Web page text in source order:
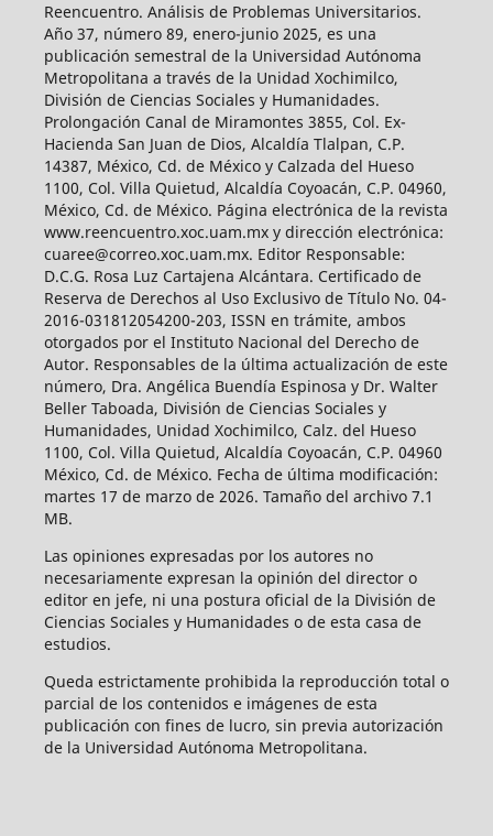
Reencuentro. Análisis de Problemas Universitarios.
Año 37, número 89, enero-junio 2025, es una
publicación semestral de la Universidad Autónoma
Metropolitana a través de la Unidad Xochimilco,
División de Ciencias Sociales y Humanidades.
Prolongación Canal de Miramontes 3855, Col. Ex-
Hacienda San Juan de Dios, Alcaldía Tlalpan, C.P.
14387, México, Cd. de México y Calzada del Hueso
1100, Col. Villa Quietud, Alcaldía Coyoacán, C.P. 04960,
México, Cd. de México. Página electrónica de la revista
www.reencuentro.xoc.uam.mx y dirección electrónica:
cuaree@correo.xoc.uam.mx. Editor Responsable:
D.C.G. Rosa Luz Cartajena Alcántara. Certificado de
Reserva de Derechos al Uso Exclusivo de Título No. 04-
2016-031812054200-203, ISSN en trámite, ambos
otorgados por el Instituto Nacional del Derecho de
Autor. Responsables de la última actualización de este
número, Dra. Angélica Buendía Espinosa y Dr. Walter
Beller Taboada, División de Ciencias Sociales y
Humanidades, Unidad Xochimilco, Calz. del Hueso
1100, Col. Villa Quietud, Alcaldía Coyoacán, C.P. 04960
México, Cd. de México. Fecha de última modificación:
martes 17 de marzo de 2026. Tamaño del archivo 7.1
MB.
Las opiniones expresadas por los autores no
necesariamente expresan la opinión del director o
editor en jefe, ni una postura oficial de la División de
Ciencias Sociales y Humanidades o de esta casa de
estudios.
Queda estrictamente prohibida la reproducción total o
parcial de los contenidos e imágenes de esta
publicación con fines de lucro, sin previa autorización
de la Universidad Autónoma Metropolitana.